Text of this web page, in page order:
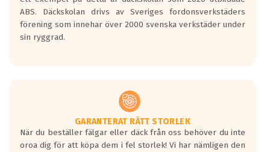
ABS. Däckskolan drivs av Sveriges fordonsverkstäders
förening som innehar över 2000 svenska verkstäder under
sin ryggrad.
GARANTERAT RÄTT STORLEK
När du beställer fälgar eller däck från oss behöver du inte
oroa dig för att köpa dem i fel storlek! Vi har nämligen den